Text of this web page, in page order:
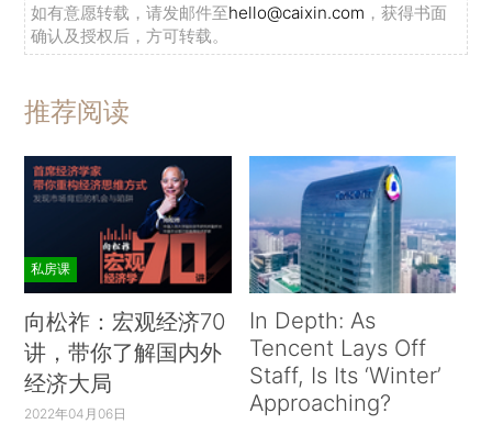
如有意愿转载，请发邮件至hello@caixin.com ，获得书面
确认及授权后，方可转载。
推荐阅读
私房课
向松祚：宏观经济70
讲，带你了解国内外
经济大局
2022年04月06日
In Depth: As
Tencent Lays Off
Staff, Is Its ‘Winter’
Approaching?